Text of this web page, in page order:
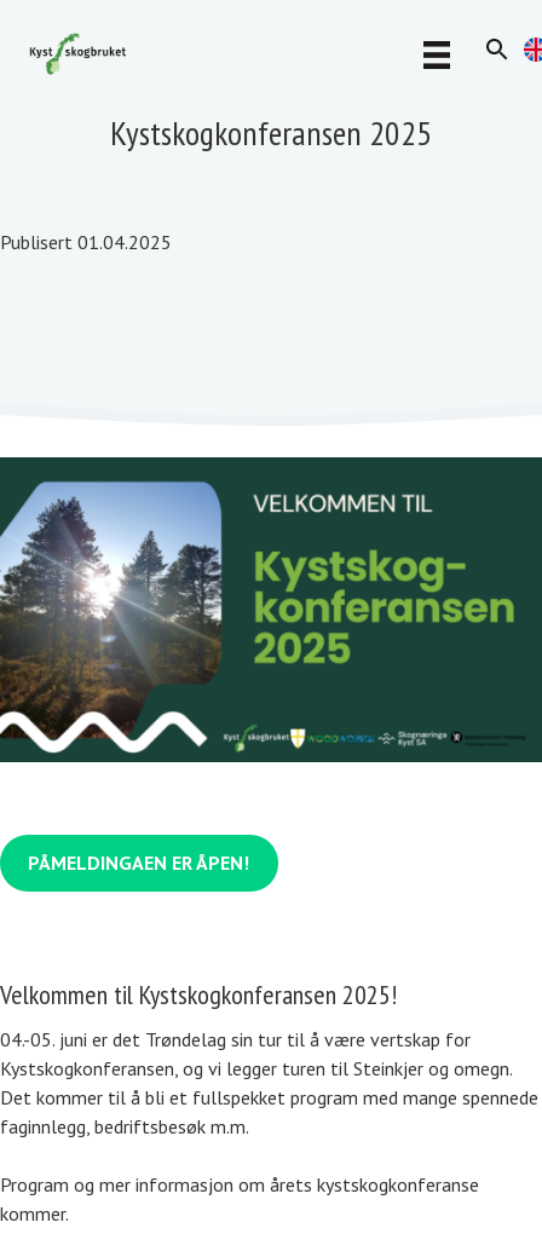
Kystskogkonferansen 2025
Publisert 01.04.2025
PÅMELDINGAEN ER ÅPEN!
Velkommen til Kystskogkonferansen 2025!
04.-05. juni er det Trøndelag sin tur til å være vertskap for
Kystskogkonferansen, og vi legger turen til Steinkjer og omegn.
Det kommer til å bli et fullspekket program med mange spennede
faginnlegg, bedriftsbesøk m.m.
Program og mer informasjon om årets kystskogkonferanse
kommer.